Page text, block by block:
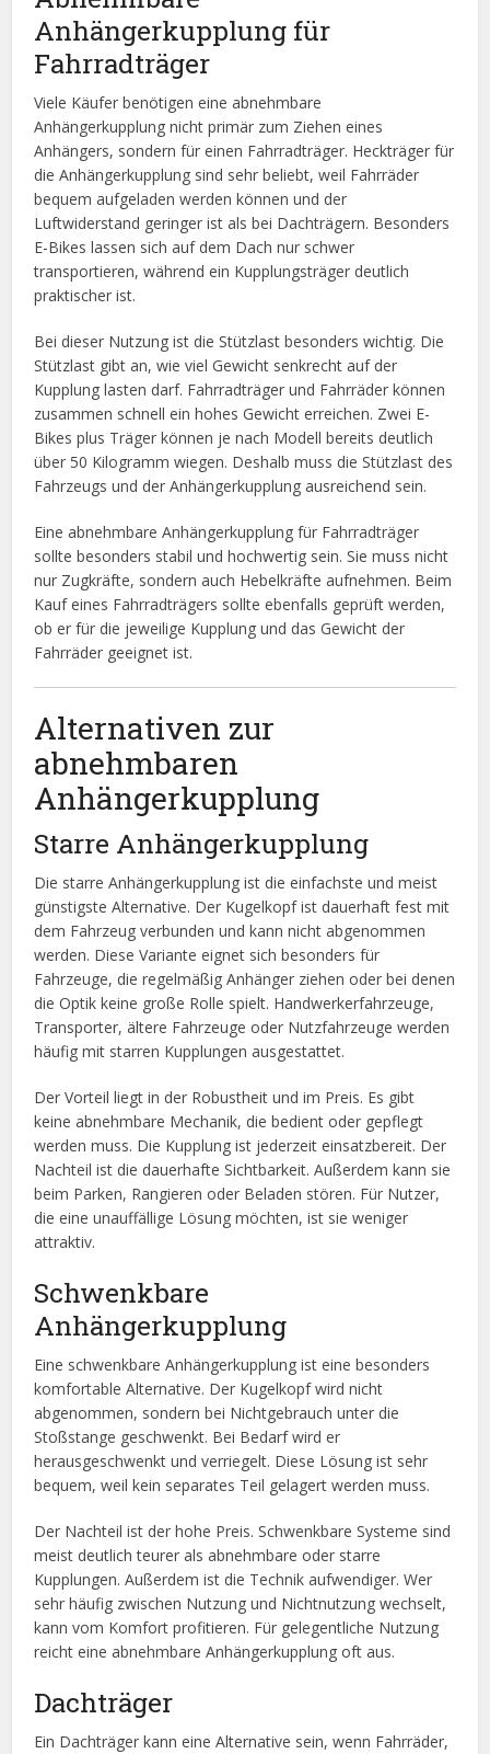
Anhängerkupplung für
Fahrradträger
Viele Käufer benötigen eine abnehmbare
Anhängerkupplung nicht primär zum Ziehen eines
Anhängers, sondern für einen Fahrradträger. Heckträger für
die Anhängerkupplung sind sehr beliebt, weil Fahrräder
bequem aufgeladen werden können und der
Luftwiderstand geringer ist als bei Dachträgern. Besonders
E-Bikes lassen sich auf dem Dach nur schwer
transportieren, während ein Kupplungsträger deutlich
praktischer ist.
Bei dieser Nutzung ist die Stützlast besonders wichtig. Die
Stützlast gibt an, wie viel Gewicht senkrecht auf der
Kupplung lasten darf. Fahrradträger und Fahrräder können
zusammen schnell ein hohes Gewicht erreichen. Zwei E-
Bikes plus Träger können je nach Modell bereits deutlich
über 50 Kilogramm wiegen. Deshalb muss die Stützlast des
Fahrzeugs und der Anhängerkupplung ausreichend sein.
Eine abnehmbare Anhängerkupplung für Fahrradträger
sollte besonders stabil und hochwertig sein. Sie muss nicht
nur Zugkräfte, sondern auch Hebelkräfte aufnehmen. Beim
Kauf eines Fahrradträgers sollte ebenfalls geprüft werden,
ob er für die jeweilige Kupplung und das Gewicht der
Fahrräder geeignet ist.
Alternativen zur
abnehmbaren
Anhängerkupplung
Starre Anhängerkupplung
Die starre Anhängerkupplung ist die einfachste und meist
günstigste Alternative. Der Kugelkopf ist dauerhaft fest mit
dem Fahrzeug verbunden und kann nicht abgenommen
werden. Diese Variante eignet sich besonders für
Fahrzeuge, die regelmäßig Anhänger ziehen oder bei denen
die Optik keine große Rolle spielt. Handwerkerfahrzeuge,
Transporter, ältere Fahrzeuge oder Nutzfahrzeuge werden
häufig mit starren Kupplungen ausgestattet.
Der Vorteil liegt in der Robustheit und im Preis. Es gibt
keine abnehmbare Mechanik, die bedient oder gepflegt
werden muss. Die Kupplung ist jederzeit einsatzbereit. Der
Nachteil ist die dauerhafte Sichtbarkeit. Außerdem kann sie
beim Parken, Rangieren oder Beladen stören. Für Nutzer,
die eine unauffällige Lösung möchten, ist sie weniger
attraktiv.
Schwenkbare
Anhängerkupplung
Eine schwenkbare Anhängerkupplung ist eine besonders
komfortable Alternative. Der Kugelkopf wird nicht
abgenommen, sondern bei Nichtgebrauch unter die
Stoßstange geschwenkt. Bei Bedarf wird er
herausgeschwenkt und verriegelt. Diese Lösung ist sehr
bequem, weil kein separates Teil gelagert werden muss.
Der Nachteil ist der hohe Preis. Schwenkbare Systeme sind
meist deutlich teurer als abnehmbare oder starre
Kupplungen. Außerdem ist die Technik aufwendiger. Wer
sehr häufig zwischen Nutzung und Nichtnutzung wechselt,
kann vom Komfort profitieren. Für gelegentliche Nutzung
reicht eine abnehmbare Anhängerkupplung oft aus.
Dachträger
Ein Dachträger kann eine Alternative sein, wenn Fahrräder,